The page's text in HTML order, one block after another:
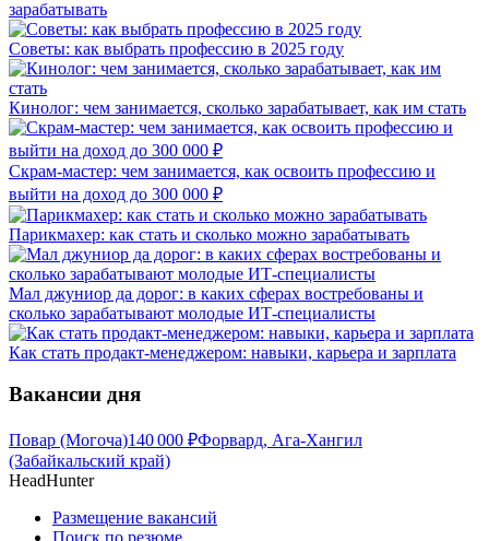
зарабатывать
Советы: как выбрать профессию в 2025 году
Кинолог: чем занимается, сколько зарабатывает, как им стать
Скрам-мастер: чем занимается, как освоить профессию и
выйти на доход до 300 000 ₽
Парикмахер: как стать и сколько можно зарабатывать
Мал джуниор да дорог: в каких сферах востребованы и
сколько зарабатывают молодые ИТ-специалисты
Как стать продакт-менеджером: навыки, карьера и зарплата
Вакансии дня
Повар (Могоча)140 000 ₽Форвард, Ага-Хангил
(Забайкальский край)
HeadHunter
Размещение вакансий